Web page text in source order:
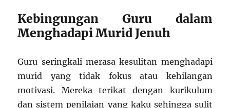
Kebingungan Guru dalam
Menghadapi Murid Jenuh
Guru seringkali merasa kesulitan menghadapi
murid yang tidak fokus atau kehilangan
motivasi. Mereka terikat dengan kurikulum
dan sistem penilaian yang kaku sehingga sulit